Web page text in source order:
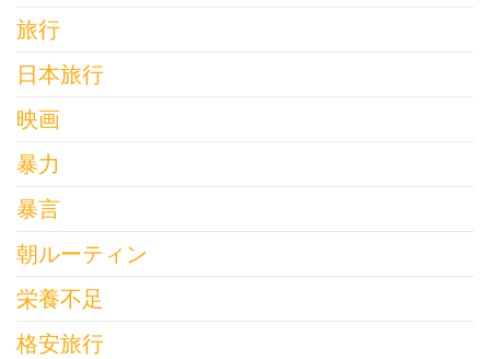
旅行
日本旅行
映画
暴力
暴言
朝ルーティン
栄養不足
格安旅行